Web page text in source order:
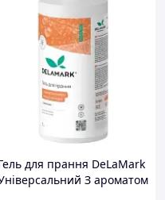
для прання DeLaMark
З ароматом